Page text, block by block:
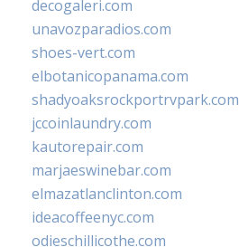
decogaleri.com
unavozparadios.com
shoes-vert.com
elbotanicopanama.com
shadyoaksrockportrvpark.com
jccoinlaundry.com
kautorepair.com
marjaeswinebar.com
elmazatlanclinton.com
ideacoffeenyc.com
odieschillicothe.com